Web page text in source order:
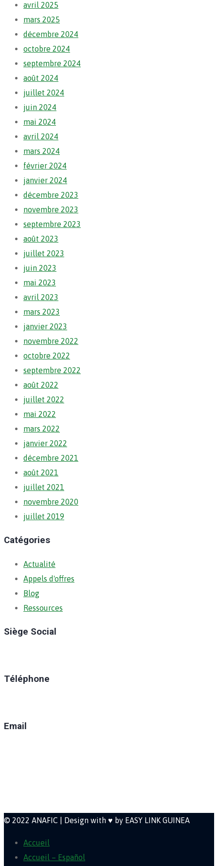
avril 2025
mars 2025
décembre 2024
octobre 2024
septembre 2024
août 2024
juillet 2024
juin 2024
mai 2024
avril 2024
mars 2024
février 2024
janvier 2024
décembre 2023
novembre 2023
septembre 2023
août 2023
juillet 2023
juin 2023
mai 2023
avril 2023
mars 2023
janvier 2023
novembre 2022
octobre 2022
septembre 2022
août 2022
juillet 2022
mai 2022
mars 2022
janvier 2022
décembre 2021
août 2021
juillet 2021
novembre 2020
juillet 2019
Catégories
Actualité
Appels d'offres
Blog
Ressources
Siège Social
Téléphone
Email
© 2022 ANAFIC | Design with ♥ by EASY LINK GUINEA
Accueil
Accueil – Español